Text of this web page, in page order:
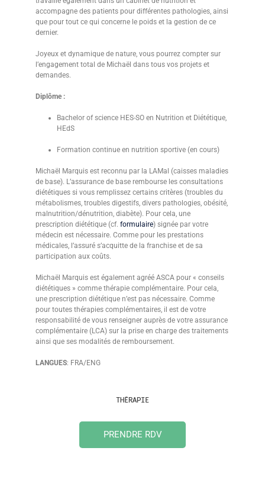
accompagne des patients pour différentes pathologies, ainsi
que pour tout ce qui concerne le poids et la gestion de ce
dernier.
Joyeux et dynamique de nature, vous pourrez compter sur
l’engagement total de Michaël dans tous vos projets et
demandes.
Diplôme :
Bachelor of science HES-SO en Nutrition et Diététique,
HEdS
Formation continue en nutrition sportive (en cours)
Michaël Marquis est reconnu par la LAMal (caisses maladies
de base). L’assurance de base rembourse les consultations
diététiques si vous remplissez certains critères (troubles du
métabolismes, troubles digestifs, divers pathologies, obésité,
malnutrition/dénutrition, diabète). Pour cela, une
prescription diététique (cf. formulaire) signée par votre
médecin est nécessaire. Comme pour les prestations
médicales, l’assuré s’acquitte de la franchise et de sa
participation aux coûts.
Michaël Marquis est également agréé ASCA pour « conseils
diététiques » comme thérapie complémentaire. Pour cela,
une prescription diététique n’est pas nécessaire. Comme
pour toutes thérapies complémentaires, il est de votre
responsabilité de vous renseigner auprès de votre assurance
complémentaire (LCA) sur la prise en charge des traitements
ainsi que ses modalités de remboursement.
LANGUES: FRA/ENG
THÉRAPIE
PRENDRE RDV